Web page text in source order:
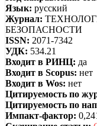
Язык: русский
Журнал:
БЕЗОПАСНОСТИ
ISSN: 2071-7342
УДК: 534.21
Входит в РИНЦ: да
Входит в Scopus: нет
Входит в Wos: нет
Цитируемость по
Цитируемость по
Импакт-фактор: